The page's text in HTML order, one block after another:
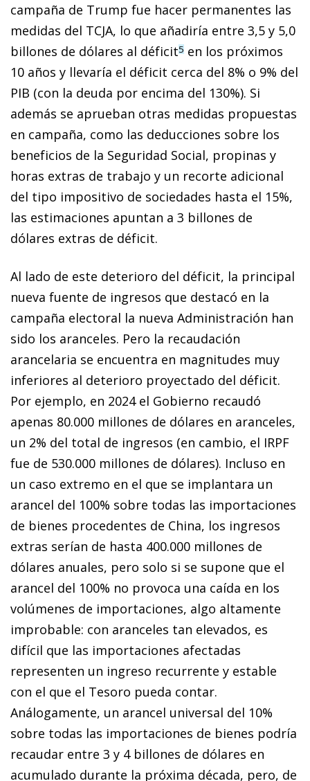
campaña de Trump fue hacer permanentes las
medidas del TCJA, lo que añadiría entre 3,5 y 5,0
billones de dólares al déficit5 en los próximos
10 años y llevaría el déficit cerca del 8% o 9% del
PIB (con la deuda por encima del 130%). Si
además se aprueban otras medidas propuestas
en campaña, como las deducciones sobre los
beneficios de la Seguridad Social, propinas y
horas extras de trabajo y un recorte adicional
del tipo impositivo de sociedades hasta el 15%,
las estimaciones apuntan a 3 billones de
dólares extras de déficit.
Al lado de este deterioro del déficit, la principal
nueva fuente de ingresos que destacó en la
campaña electoral la nueva Administración han
sido los aranceles. Pero la recaudación
arancelaria se encuentra en magnitudes muy
inferiores al deterioro proyectado del déficit.
Por ejemplo, en 2024 el Gobierno recaudó
apenas 80.000 millones de dólares en aranceles,
un 2% del total de ingresos (en cambio, el IRPF
fue de 530.000 millones de dólares). Incluso en
un caso extremo en el que se implantara un
arancel del 100% sobre todas las importaciones
de bienes procedentes de China, los ingresos
extras serían de hasta 400.000 millones de
dólares anuales, pero solo si se supone que el
arancel del 100% no provoca una caída en los
volúmenes de importaciones, algo altamente
improbable: con aranceles tan elevados, es
difícil que las importaciones afectadas
representen un ingreso recurrente y estable
con el que el Tesoro pueda contar.
Análogamente, un arancel universal del 10%
sobre todas las importaciones de bienes podría
recaudar entre 3 y 4 billones de dólares en
acumulado durante la próxima década, pero, de